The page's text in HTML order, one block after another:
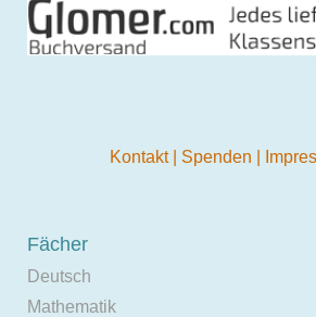
Kontakt Spenden
Fächer
Deutsch
Mathematik